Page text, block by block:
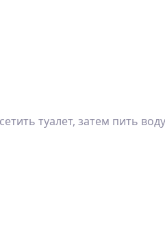
туалет, затем пить